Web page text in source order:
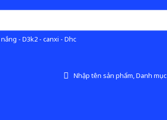
- D3k2 - canxi - Dhc
Nhập tên sản phẩm, Danh mục